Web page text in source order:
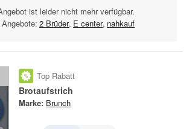
ist leider nicht mehr verfügbar.
2 Brüder, E center, nahkauf
Top Rabatt
Brotaufstrich
Marke: Brunch